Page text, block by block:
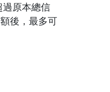
原本總信
後，最多可